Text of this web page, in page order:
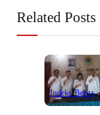
Related Posts
Indeks Berita